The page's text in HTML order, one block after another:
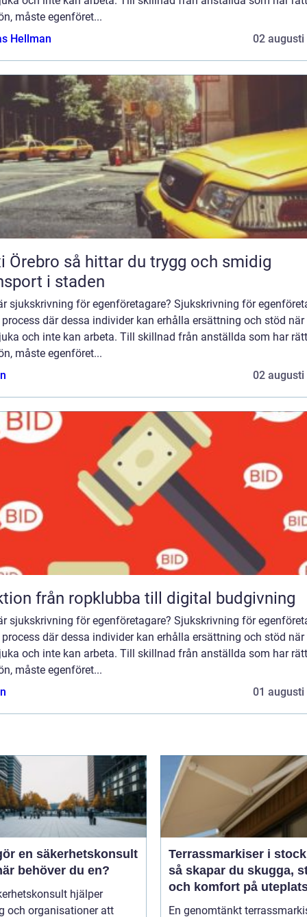
måste egenföret...
Hellman
02 augusti
hittar du trygg och smidig
i staden
sjukskrivning för egenföretagare? Sjukskrivning för
process där dessa individer kan erhålla ersättning och stöd när
och inte kan arbeta. Till skillnad från anställda som har
måste egenföret...
02 augusti
Auktion från ropklubba till digital budgivning
sjukskrivning för egenföretagare? Sjukskrivning för
process där dessa individer kan erhålla ersättning och stöd när
och inte kan arbeta. Till skillnad från anställda som har
måste egenföret...
01 augusti
en säkerhetskonsult
behöver du en?
hjälper
och organisationer att
Terrassmarkiser i
så skapar du skugga,
och komfort på
En genomtänkt